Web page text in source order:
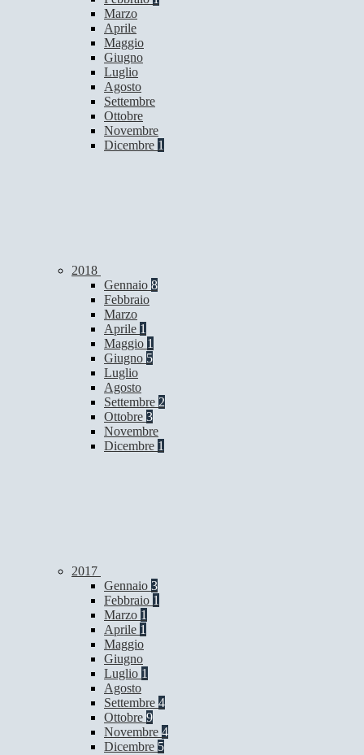
Marzo
Aprile
Maggio
Giugno
Luglio
Agosto
Settembre
Ottobre
Novembre
Dicembre 1
2018
Gennaio 8
Febbraio
Marzo
Aprile 1
Maggio 1
Giugno 5
Luglio
Agosto
Settembre 2
Ottobre 3
Novembre
Dicembre 1
2017
Gennaio 3
Febbraio 1
Marzo 1
Aprile 1
Maggio
Giugno
Luglio 1
Agosto
Settembre 4
Ottobre 9
Novembre 4
Dicembre 5